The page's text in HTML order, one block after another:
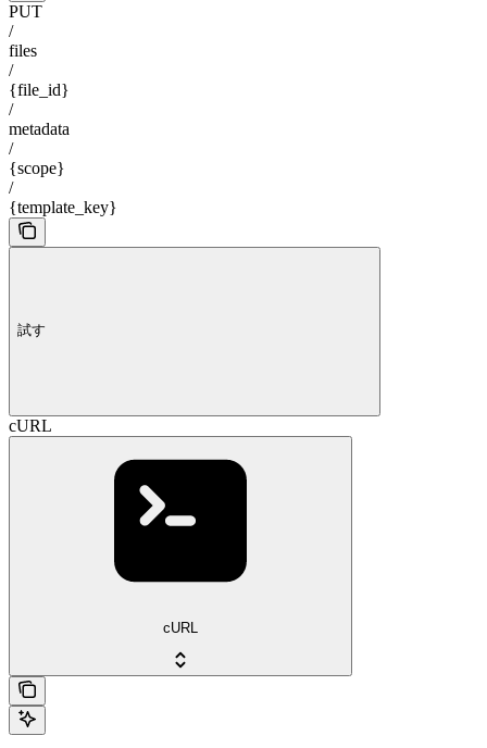
PUT
/
files
/
{file_id}
/
metadata
/
{scope}
/
{template_key}
試す
cURL
cURL